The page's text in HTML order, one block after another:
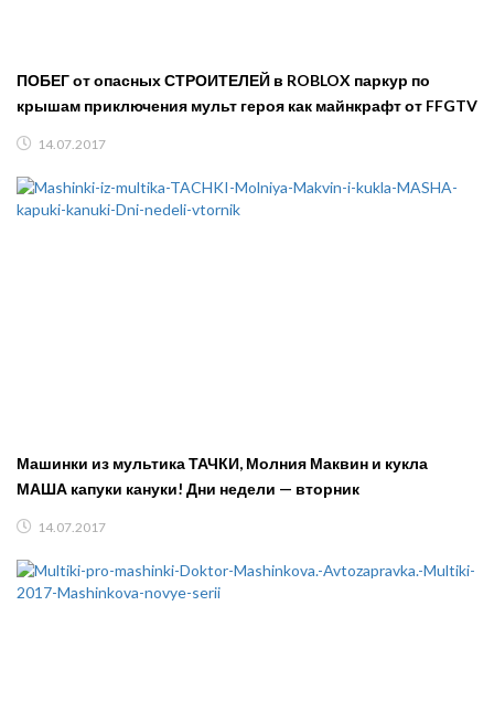
ПОБЕГ от опасных СТРОИТЕЛЕЙ в ROBLOX паркур по
крышам приключения мульт героя как майнкрафт от FFGTV
14.07.2017
Машинки из мультика ТАЧКИ, Молния Маквин и кукла
МАША капуки кануки! Дни недели — вторник
14.07.2017